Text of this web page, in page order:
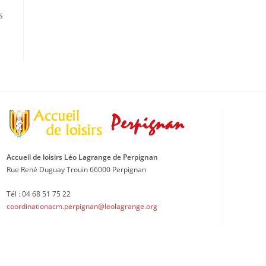
Accueil de loisirs Léo Lagrange de Perpignan
Rue René Duguay Trouin 66000 Perpignan
Tél : 04 68 51 75 22
coordinationacm.perpignan@leolagrange.org